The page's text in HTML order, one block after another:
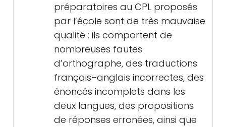
préparatoires au CPL proposés
par l’école sont de très mauvaise
qualité : ils comportent de
nombreuses fautes
d’orthographe, des traductions
français–anglais incorrectes, des
énoncés incomplets dans les
deux langues, des propositions
de réponses erronées, ainsi que